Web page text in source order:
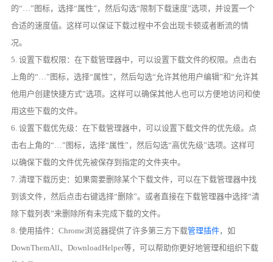
的“…”图标，选择“属性”，然后勾选“限制下载速度”选项，并设置一个
合适的速度值。这样可以保证下载过程中不会出现卡顿或者断流的情
况。
5. 设置下载权限：在下载管理器中，可以设置下载文件的权限。点击右
上角的“…”图标，选择“属性”，然后勾选“允许其他用户编辑”和“允许其
他用户创建快捷方式”选项。这样可以确保其他人也可以方便地访问和使
用这些下载的文件。
6. 设置下载优先级：在下载管理器中，可以设置下载文件的优先级。点
击右上角的“…”图标，选择“属性”，然后勾选“高优先级”选项。这样可
以确保下载的文件优先被保存到指定的文件夹中。
7. 清理下载历史：如果需要删除某个下载文件，可以在下载管理器中找
到该文件，然后点击右键选择“删除”。或者直接在下载管理器中选择“清
除下载列表”来删除所有未完成下载的文件。
8. 使用插件：Chrome浏览器提供了许多第三方下载管理插件，如
DownThemAll、DownloadHelper等，可以帮助你更好地管理和组织下载